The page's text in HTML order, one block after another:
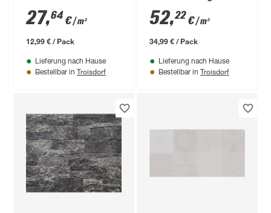
beige
27,64€/ m²
12,99 € / Pack
Lieferung nach Hause
Bestellbar in Troisdorf
52,22€/ m²
34,99 € / Pack
Lieferung nach Hause
Bestellbar in Troisdorf